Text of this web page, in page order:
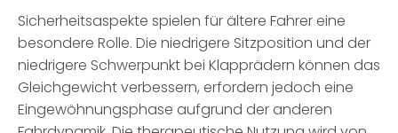
Sicherheitsaspekte spielen für ältere Fahrer eine
besondere Rolle. Die niedrigere Sitzposition und der
niedrigere Schwerpunkt bei Klapprädern können das
Gleichgewicht verbessern, erfordern jedoch eine
Eingewöhnungsphase aufgrund der anderen